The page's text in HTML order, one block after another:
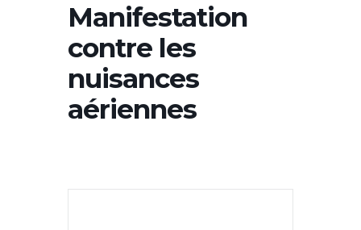
Manifestation
contre les
nuisances
aériennes